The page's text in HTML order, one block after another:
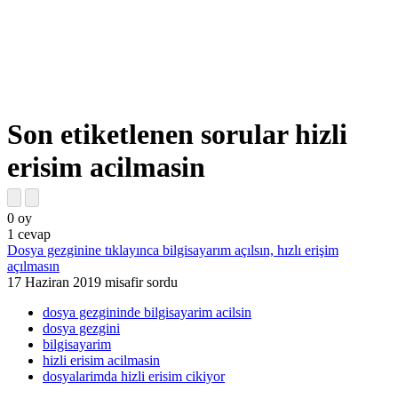
Son etiketlenen sorular hizli
erisim acilmasin
0 oy
1 cevap
Dosya gezginine tıklayınca bilgisayarım açılsın, hızlı erişim
açılmasın
17 Haziran 2019 misafir sordu
dosya gezgininde bilgisayarim acilsin
dosya gezgini
bilgisayarim
hizli erisim acilmasin
dosyalarimda hizli erisim cikiyor